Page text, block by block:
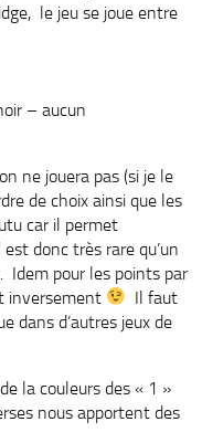
le jeu se joue entre
– aucun
ne jouera pas (si je le
de choix ainsi que les
car il permet
donc très rare qu’un
Idem pour les points par
inversement
Il faut
dans d’autres jeux de
la couleurs des « 1 »
nous apportent des